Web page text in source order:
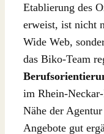
Etablierung des
erweist, ist nicht
Wide Web,
das Biko-Team
im Rhein-
Nähe der
Angebote gut